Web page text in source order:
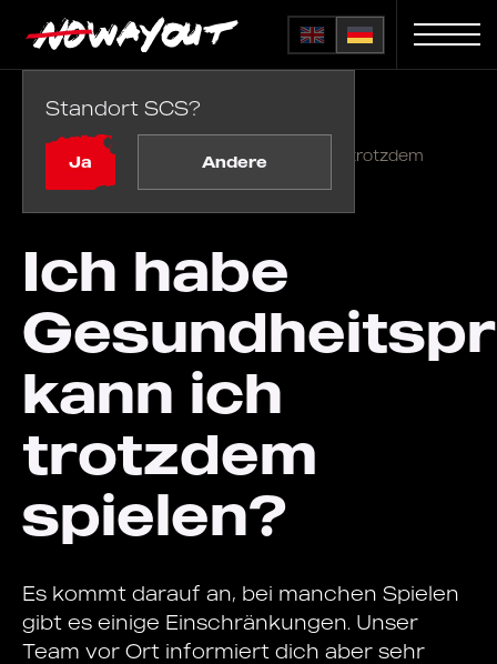
Standort SCS?
Ja Andere
Ich habe Gesundheitsprobleme, kann ich trotzdem
Ich habe
kann ich
trotzdem
spielen?
Es kommt darauf an, bei manchen Spielen
gibt es einige Einschränkungen. Unser
Team vor Ort informiert dich aber sehr